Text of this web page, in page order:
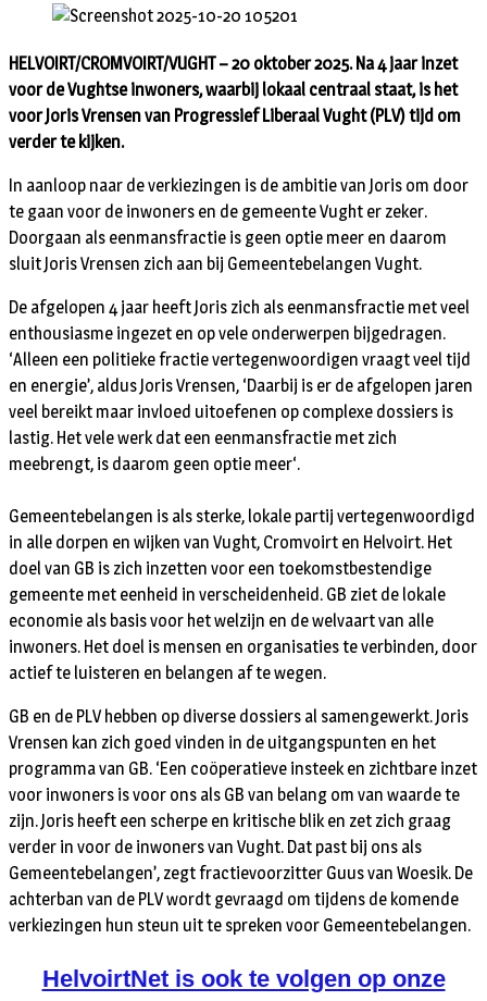
HELVOIRT/CROMVOIRT/VUGHT – 20 oktober 2025. Na 4 jaar inzet
voor de Vughtse inwoners, waarbij lokaal centraal staat, is het
voor Joris Vrensen van Progressief Liberaal Vught (PLV) tijd om
verder te kijken.
In aanloop naar de verkiezingen is de ambitie van Joris om door
te gaan voor de inwoners en de gemeente Vught er zeker.
Doorgaan als eenmansfractie is geen optie meer en daarom
sluit Joris Vrensen zich aan bij Gemeentebelangen Vught.
De afgelopen 4 jaar heeft Joris zich als eenmansfractie met veel
enthousiasme ingezet en op vele onderwerpen bijgedragen.
‘Alleen een politieke fractie vertegenwoordigen vraagt veel tijd
en energie’, aldus Joris Vrensen, ‘Daarbij is er de afgelopen jaren
veel bereikt maar invloed uitoefenen op complexe dossiers is
lastig. Het vele werk dat een eenmansfractie met zich
meebrengt, is daarom geen optie meer‘.
Gemeentebelangen is als sterke, lokale partij vertegenwoordigd
in alle dorpen en wijken van Vught, Cromvoirt en Helvoirt. Het
doel van GB is zich inzetten voor een toekomstbestendige
gemeente met eenheid in verscheidenheid. GB ziet de lokale
economie als basis voor het welzijn en de welvaart van alle
inwoners. Het doel is mensen en organisaties te verbinden, door
actief te luisteren en belangen af te wegen.
GB en de PLV hebben op diverse dossiers al samengewerkt. Joris
Vrensen kan zich goed vinden in de uitgangspunten en het
programma van GB. ‘Een coöperatieve insteek en zichtbare inzet
voor inwoners is voor ons als GB van belang om van waarde te
zijn. Joris heeft een scherpe en kritische blik en zet zich graag
verder in voor de inwoners van Vught. Dat past bij ons als
Gemeentebelangen’, zegt fractievoorzitter Guus van Woesik. De
achterban van de PLV wordt gevraagd om tijdens de komende
verkiezingen hun steun uit te spreken voor Gemeentebelangen.
HelvoirtNet is ook te volgen op onze